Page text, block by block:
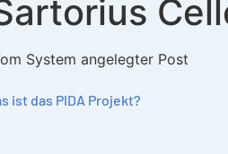
System angelegter Post
ist das PIDA Projekt?